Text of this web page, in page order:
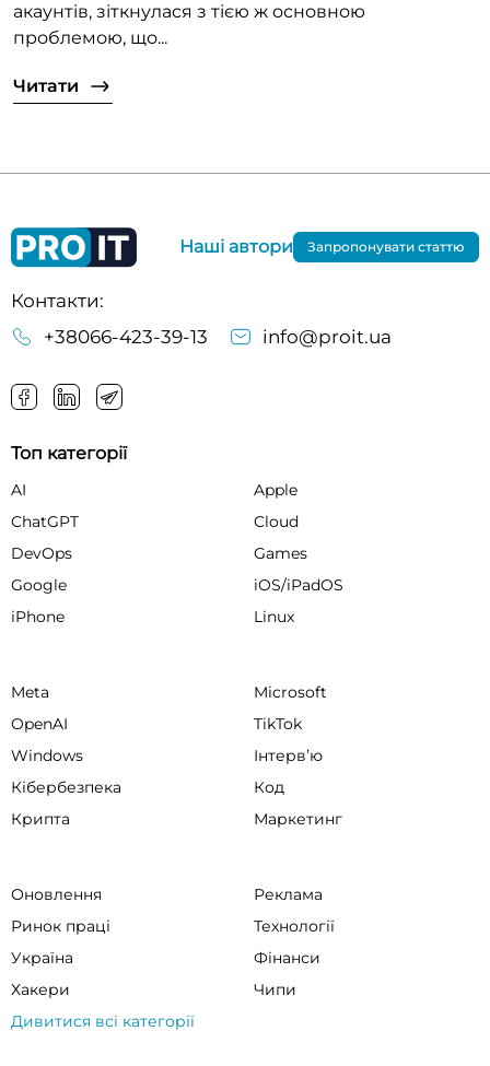
акаунтів, зіткнулася з тією ж основною
проблемою, що...
Читати
Контакти:
+38066-423-39-13
info@proit.ua
Наші автори Запропонувати статтю
Топ категорії
AI
Apple
ChatGPT
Cloud
DevOps
Games
Google
iOS/iPadOS
iPhone
Linux
Meta
Microsoft
OpenAI
TikTok
Windows
Інтервʼю
Кібербезпека
Код
Крипта
Маркетинг
Оновлення
Реклама
Ринок праці
Технології
Україна
Фінанси
Хакери
Чипи
Дивитися всі категорії